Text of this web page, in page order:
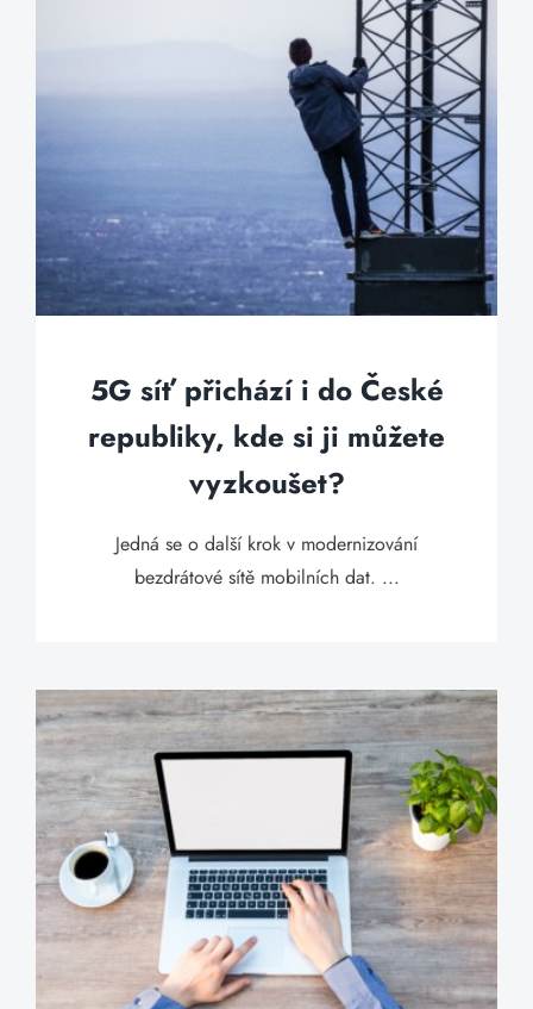
5G síť přichází i do České
republiky, kde si ji můžete
vyzkoušet?
Jedná se o další krok v modernizování
bezdrátové sítě mobilních dat. ...